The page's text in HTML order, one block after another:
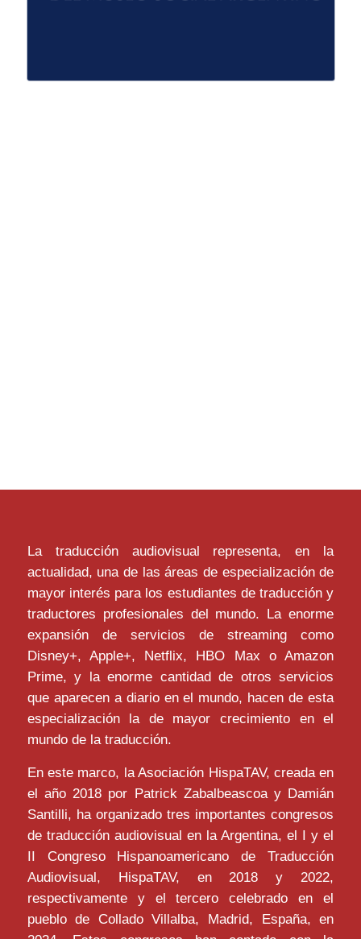
La traducción audiovisual representa, en la
actualidad, una de las áreas de especialización de
mayor interés para los estudiantes de traducción y
traductores profesionales del mundo. La enorme
expansión de servicios de streaming como
Disney+, Apple+, Netflix, HBO Max o Amazon
Prime, y la enorme cantidad de otros servicios
que aparecen a diario en el mundo, hacen de esta
especialización la de mayor crecimiento en el
mundo de la traducción.
En este marco, la Asociación HispaTAV, creada en
el año 2018 por Patrick Zabalbeascoa y Damián
Santilli, ha organizado tres importantes congresos
de traducción audiovisual en la Argentina, el I y el
II Congreso Hispanoamericano de Traducción
Audiovisual, HispaTAV, en 2018 y 2022,
respectivamente y el tercero celebrado en el
pueblo de Collado Villalba, Madrid, España, en